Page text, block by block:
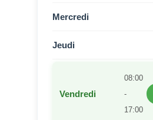
Mercredi
Jeudi
Vendredi
08:00
-
17:00